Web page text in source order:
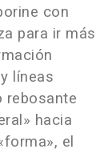
con
para ir más
líneas
rebosante
hacia
el